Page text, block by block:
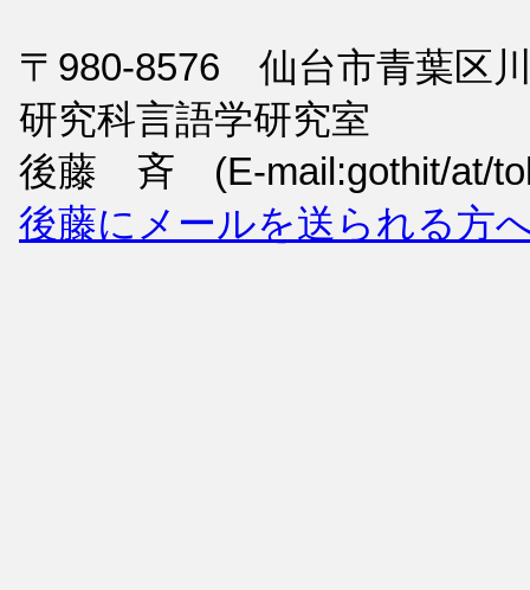
〒980-8576 仙台市青葉区
研究科言語学研究室
後藤 斉 (E-mail:gothit/at/
後藤にメールを送られる方